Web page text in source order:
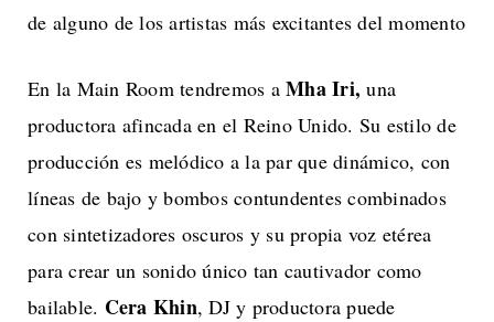
de alguno de los artistas más excitantes del momento
En la Main Room tendremos a Mha Iri, una
productora afincada en el Reino Unido. Su estilo de
producción es melódico a la par que dinámico, con
líneas de bajo y bombos contundentes combinados
con sintetizadores oscuros y su propia voz etérea
para crear un sonido único tan cautivador como
bailable. Cera Khin, DJ y productora puede